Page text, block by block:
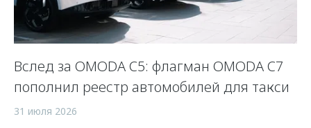
Вслед за OMODA C5: флагман OMODA C7
пополнил реестр автомобилей для такси
31 июля 2026